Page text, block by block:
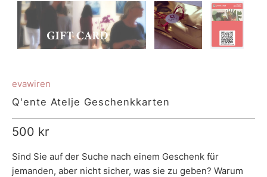
evawiren
Q'ente Atelje Geschenkkarten
500 kr
Sind Sie auf der Suche nach einem Geschenk für
jemanden, aber nicht sicher, was sie zu geben? Warum